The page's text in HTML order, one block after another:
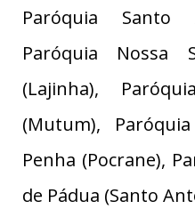
Paróquia Santo
Paróquia Nossa
(Lajinha),
(Mutum),
Penha (Pocrane),
de Pádua (Santo